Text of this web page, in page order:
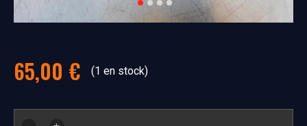
65,00 € (1 en stock)